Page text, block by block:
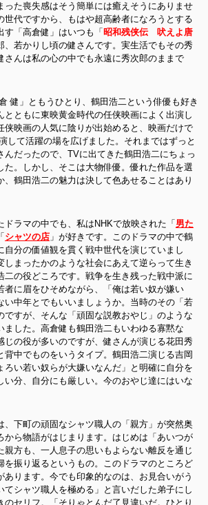
った喪失感はそう簡単には癒えそうにありませ
世代ですから、もはや超高齢者になろうとする
「高倉健」はいつも「 昭和残侠伝 吠えよ唐
、若かりし頃の健さんです。実生活でもその秀
さんは私の心の中でも永遠に秀次郎のままで
健」ともうひとり、鶴田浩二という俳優も好き
とともに東映黄金時代の任侠映画によく出演し
侠映画の人気に陰りが出始めると、映画だけで
して活躍の場を広げました。それまではずっと
んだったので、TVに出てきた鶴田浩二にちょっ
た。しかし、そこは大物俳優。優れた作品を選
、鶴田浩二の魅力は決して色あせることはあり
ドラマの中でも、私はNHKで放映された「 男た
シャツの店 」が好きです。このドラマの中で鶴
自分の価値観を貫く戦中世代を演じていまし
しまったかのような社会にあえて逆らって生き
二の役どころです。戦争を生き残った戦中派に
者に眉をひそめながら、「俺は若い奴が嫌い
い中年とでもいいましょうか。当時のその「若
ですが、そんな「頑固な説教おやじ」のような
ました。高倉健も鶴田浩二もいわゆる寡黙な
じの役が多いのですが、健さんが演じる花田秀
背中でものをいうタイプ。鶴田浩二演じる吉岡
ろい若い奴らが大嫌いなんだ」と明確に自分を
い分、自分にも厳しい。今のおやじ達にはいな
、下町の頑固なシャツ職人の「親方」が突然奥
から物語がはじまります。はじめは「あいつが
親方も、一人息子の思いもよらない離反を通じ
を振り返るというもの。このドラマのところど
あります。今でも印象的なのは、お見合いがう
てシャツ職人を極める」と言いだした弟子にし
のセリフ。「そりゃとんだ了見違いだ。ひとり